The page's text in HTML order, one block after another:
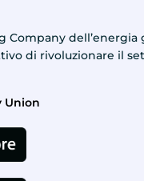
Company dell’energia
di rivoluzionare il
Union